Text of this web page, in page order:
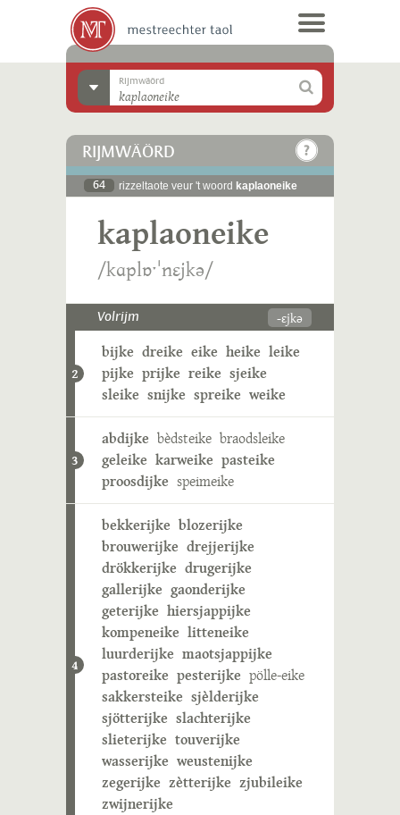
Rijmwäörd
RIJMWÄÖRD
64 rizzeltaote veur 't woord kaplaoneike
kaplaoneike
/kɑplɒˑˈnɛjkə/
Volrijm -ɛjkə
2
bijke dreike eike heike leike
pijke prijke reike sjeike
sleike snijke spreike weike
3
abdijke bèdsteike braodsleike
geleike karweike pasteike
proosdijke speimeike
4
bekkerijke blozerijke
brouwerijke drejjerijke
drökkerijke drugerijke
gallerijke gaonderijke
geterijke hiersjappijke
kompeneike litteneike
luurderijke maotsjappijke
pastoreike pesterijke pölle-eike
sakkersteike sjèlderijke
sjötterijke slachterijke
slieterijke touverijke
wasserijke weustenijke
zegerijke zètterijke zjubileike
zwijnerijke